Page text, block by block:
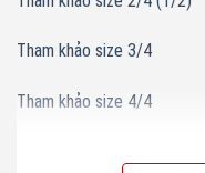
Tham khảo size 3/4
Tham khảo size 4/4